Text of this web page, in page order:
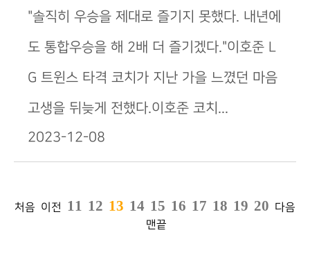
"솔직히 우승을 제대로 즐기지 못했다. 내년에
도 통합우승을 해 2배 더 즐기겠다."이호준 L
G 트윈스 타격 코치가 지난 가을 느꼈던 마음
고생을 뒤늦게 전했다.이호준 코치...
2023-12-08
처음 이전 11 12 13 14 15 16 17 18 19 20 다음
맨끝